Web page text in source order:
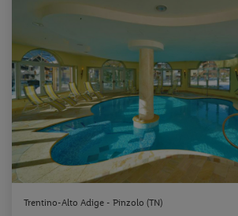
Trentino-Alto Adige - Pinzolo (TN)